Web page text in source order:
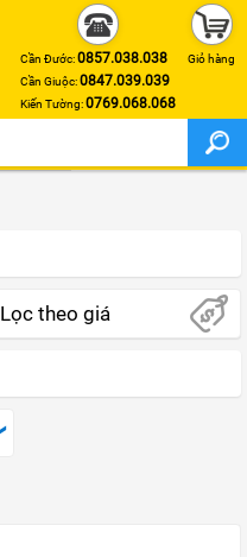
Cần Đước:0857.038.038
Cần Giuộc:0847.039.039
Kiến Tường:0769.068.068
Giỏ hàng
Lọc theo giá